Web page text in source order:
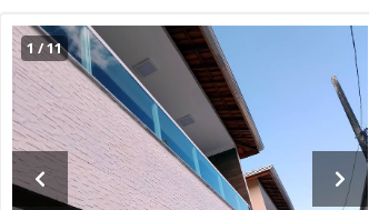
1 /11